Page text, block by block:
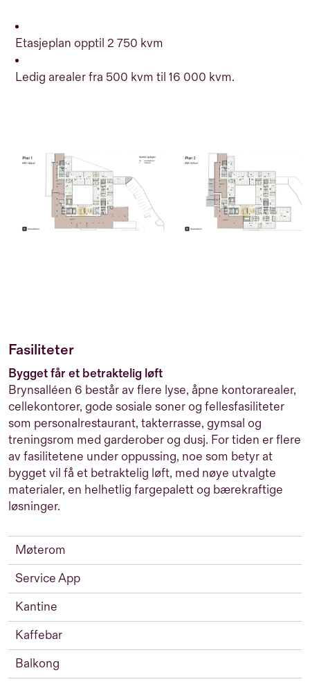
Etasjeplan opptil 2 750 kvm
Ledig arealer fra 500 kvm til 16 000 kvm.
Fasiliteter
Bygget får et betraktelig løft
Brynsalléen 6 består av flere lyse, åpne kontorarealer,
cellekontorer, gode sosiale soner og fellesfasiliteter
som personalrestaurant, takterrasse, gymsal og
treningsrom med garderober og dusj. For tiden er flere
av fasilitetene under oppussing, noe som betyr at
bygget vil få et betraktelig løft, med nøye utvalgte
materialer, en helhetlig fargepalett og bærekraftige
løsninger.
Møterom
Service App
Kantine
Kaffebar
Balkong